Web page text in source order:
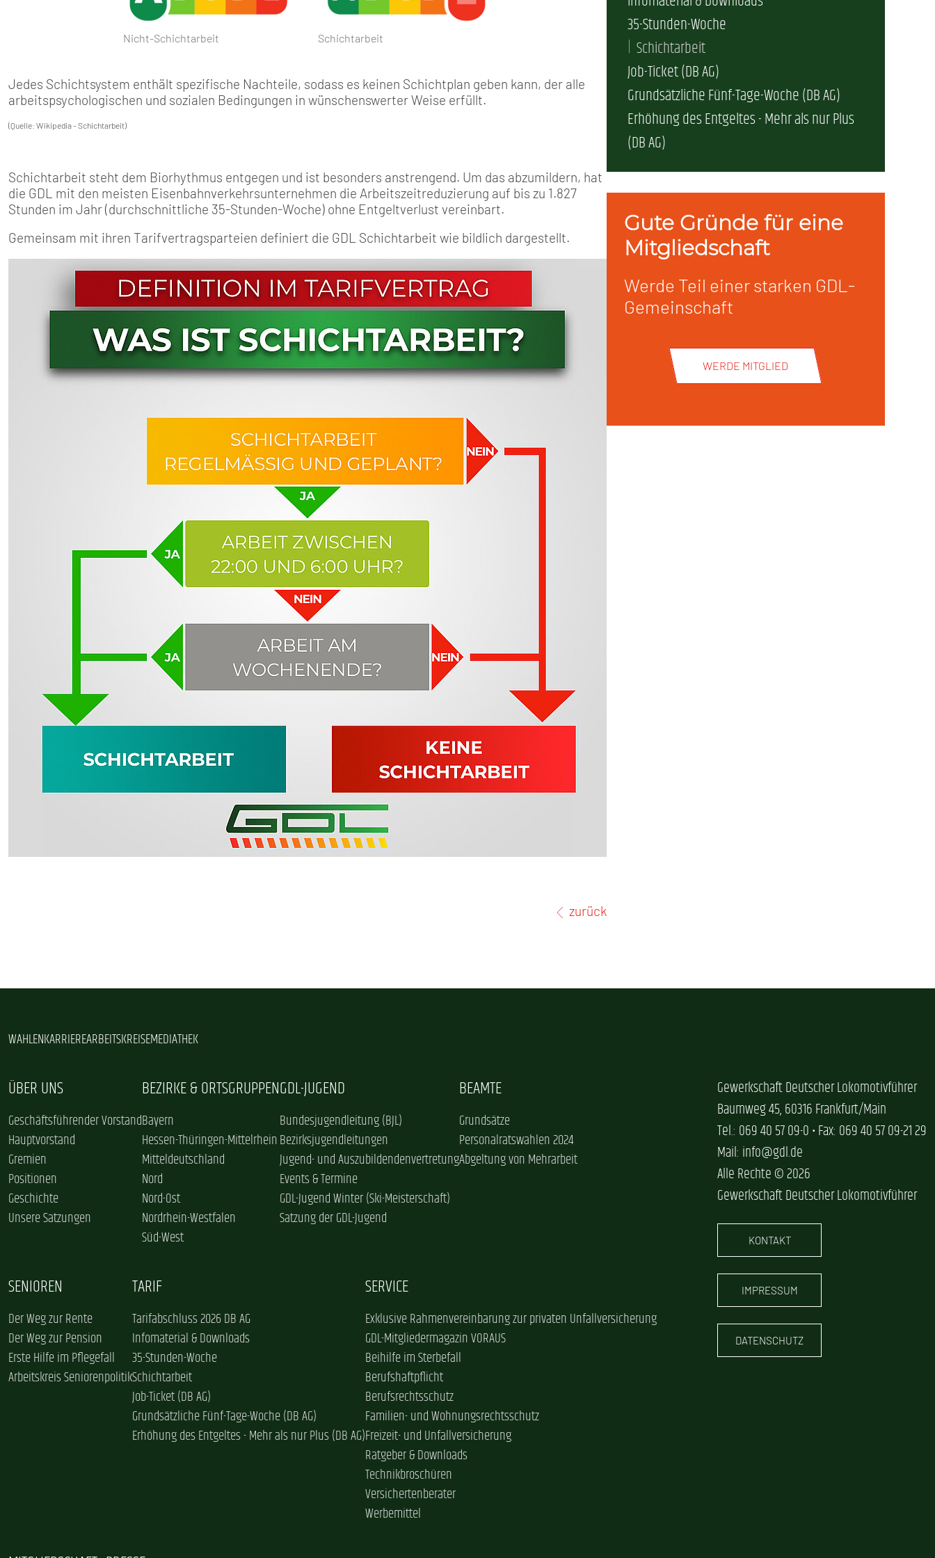
Positionen
Unsere Satzungen
Nord
Nordrhein-Westfalen
Events & Termine
GDL-Jugend Winter (Ski-Meisterschaft)
Satzung der GDL-Jugend
Arbeitskreis Seniorenpolitik
Schichtarbeit
Grundsätzliche Fünf-Tage-Woche (DB AG)
Erhöhung des Entgeltes - Mehr als nur Plus (DB AG)
SERVICE
Berufshaftpflicht
Familien- und Wohnungsrechtsschutz
Freizeit- und Unfallversicherung
Ratgeber & Downloads
Technikbroschüren
Versichertenberater
Werbemittel
MITGLIEDSCHAFT
Mitgliedsbeiträge
Nicht-Schichtarbeit Schichtarbeit
Jedes Schichtsystem enthält spezifische Nachteile, sodass es keinen Schichtplan geben kann, der alle
arbeitspsychologischen und sozialen Bedingungen in wünschenswerter Weise erfüllt.
(Quelle: Wikipedia - Schichtarbeit)
Schichtarbeit steht dem Biorhythmus entgegen und ist besonders anstrengend. Um das abzumildern, hat
die GDL mit den meisten Eisenbahnverkehrsunternehmen die Arbeitszeitreduzierung auf bis zu 1.827
Stunden im Jahr (durchschnittliche 35-Stunden-Woche) ohne Entgeltverlust vereinbart.
Gemeinsam mit ihren Tarifvertragsparteien definiert die GDL Schichtarbeit wie bildlich dargestellt.
zurück
35-Stunden-Woche
Schichtarbeit
Job-Ticket (DB AG)
Grundsätzliche Fünf-Tage-Woche (DB AG)
Erhöhung des Entgeltes - Mehr als nur Plus
(DB AG)
Gute Gründe für eine
Mitgliedschaft
Werde Teil einer starken GDL-
Gemeinschaft
WERDE MITGLIED
WAHLENKARRIEREARBEITSKREISEMEDIATHEK
ÜBER UNS
Geschäftsführender Vorstand
Hauptvorstand
Gremien
Positionen
Geschichte
Unsere Satzungen
BEZIRKE & ORTSGRUPPEN
Bayern
Hessen-Thüringen-Mittelrhein
Mitteldeutschland
Nord
Nord-Ost
Nordrhein-Westfalen
Süd-West
GDL-JUGEND
Bundesjugendleitung (BJL)
Bezirksjugendleitungen
Jugend- und Auszubildendenvertretung
Events & Termine
GDL-Jugend Winter (Ski-Meisterschaft)
Satzung der GDL-Jugend
BEAMTE
Grundsätze
Personalratswahlen 2024
Abgeltung von Mehrarbeit
SENIOREN
Der Weg zur Rente
Der Weg zur Pension
Erste Hilfe im Pflegefall
Arbeitskreis Seniorenpolitik
TARIF
Tarifabschluss 2026 DB AG
Infomaterial & Downloads
35-Stunden-Woche
Schichtarbeit
Job-Ticket (DB AG)
Grundsätzliche Fünf-Tage-Woche (DB AG)
Erhöhung des Entgeltes - Mehr als nur Plus (DB AG)
SERVICE
Exklusive Rahmenvereinbarung zur privaten Unfallversicherung
GDL-Mitgliedermagazin VORAUS
Beihilfe im Sterbefall
Berufshaftpflicht
Berufsrechtsschutz
Familien- und Wohnungsrechtsschutz
Freizeit- und Unfallversicherung
Ratgeber & Downloads
Technikbroschüren
Versichertenberater
Werbemittel
Gewerkschaft Deutscher Lokomotivführer
Baumweg 45, 60316 Frankfurt/Main
Tel.: 069 40 57 09-0 • Fax: 069 40 57 09-21 29
Mail: info@gdl.de
Alle Rechte © 2026
Gewerkschaft Deutscher Lokomotivführer
KONTAKT
IMPRESSUM
DATENSCHUTZ